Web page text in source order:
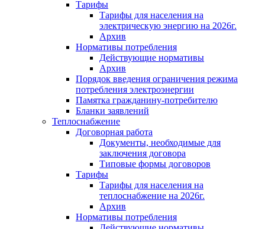
Тарифы
Тарифы для населения на
электрическую энергию на 2026г.
Архив
Нормативы потребления
Действующие нормативы
Архив
Порядок введения ограничения режима
потребления электроэнергии
Памятка гражданину-потребителю
Бланки заявлений
Теплоснабжение
Договорная работа
Документы, необходимые для
заключения договора
Типовые формы договоров
Тарифы
Тарифы для населения на
теплоснабжение на 2026г.
Архив
Нормативы потребления